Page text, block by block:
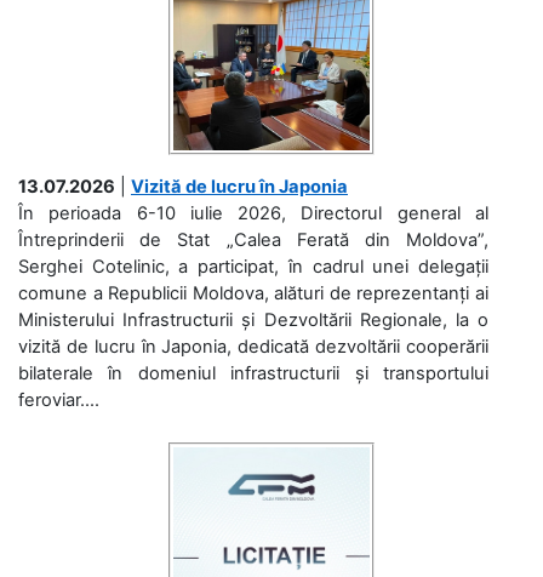
13.07.2026
Vizită de lucru în Japonia
În perioada 6-10 iulie 2026, Directorul general al
Întreprinderii de Stat „Calea Ferată din Moldova”,
Serghei Cotelinic, a participat, în cadrul unei delegații
comune a Republicii Moldova, alături de reprezentanți ai
Ministerului Infrastructurii și Dezvoltării Regionale, la o
vizită de lucru în Japonia, dedicată dezvoltării cooperării
bilaterale în domeniul infrastructurii și transportului
feroviar....